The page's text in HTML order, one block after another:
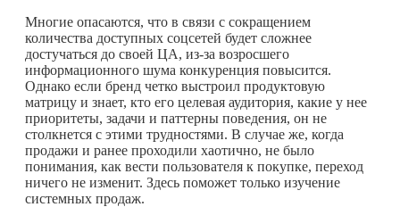
Многие опасаются, что в связи с сокращением
количества доступных соцсетей будет сложнее
достучаться до своей ЦА, из-за возросшего
информационного шума конкуренция повысится.
Однако если бренд четко выстроил продуктовую
матрицу и знает, кто его целевая аудитория, какие у нее
приоритеты, задачи и паттерны поведения, он не
столкнется с этими трудностями. В случае же, когда
продажи и ранее проходили хаотично, не было
понимания, как вести пользователя к покупке, переход
ничего не изменит. Здесь поможет только изучение
системных продаж.